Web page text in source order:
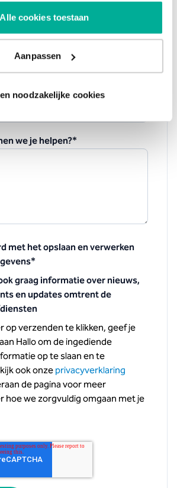
Alle cookies toestaan
Aanpassen
noodzakelijke cookies
over?*
we je helpen?*
met het opslaan en verwerken
*
graag informatie over nieuws,
en updates omtrent de
op verzenden te klikken, geef je
Hallo om de ingediende
op te slaan en te
ook onzeprivacyverklaring
de pagina voor meer
hoe we zorgvuldig omgaan met je